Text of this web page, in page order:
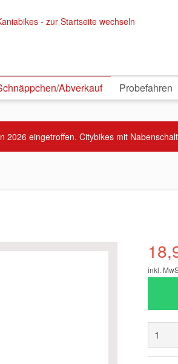
Abverkauf Probefahren
2026 eingetroffen. Citybikes mit
inkl.